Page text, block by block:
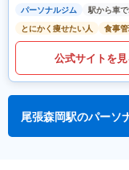
パーソナルジム
駅から車
とにかく痩せたい人
食事
公式サイトを見
尾張森岡駅のパーソ